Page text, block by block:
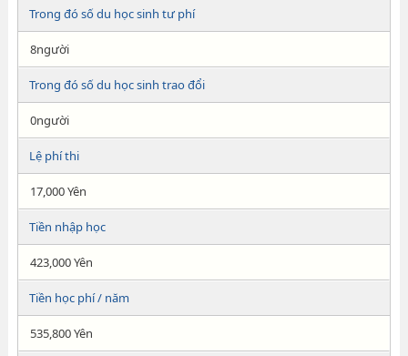
Trong đó số du học sinh tư phí
8người
Trong đó số du học sinh trao đổi
0người
Lệ phí thi
17,000 Yên
Tiền nhập học
423,000 Yên
Tiền học phí / năm
535,800 Yên